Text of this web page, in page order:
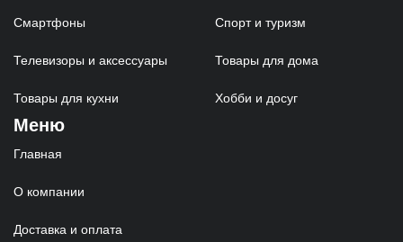
Смартфоны Спорт и туризм
Телевизоры и аксессуары Товары для дома
Товары для кухни Хобби и досуг
Меню
Главная
О компании
Доставка и оплата